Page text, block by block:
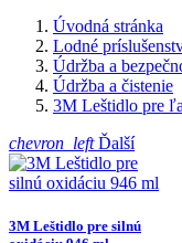
Úvodná stránka
Lodné
Údržba a
Údržba a čistenie
3M Leštidlo pre
chevron_leftĎalší
3M Leštidlo pre silnú